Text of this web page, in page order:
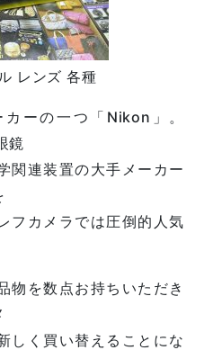
レンズ 各種
ーの一つ「Nikon」。
鏡
関連装置の大手メーカー
フカメラでは圧倒的人気
物を数点お持ちいただき
しく買い替えることにな